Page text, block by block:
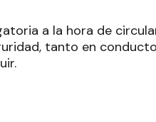
a la hora de
tanto en